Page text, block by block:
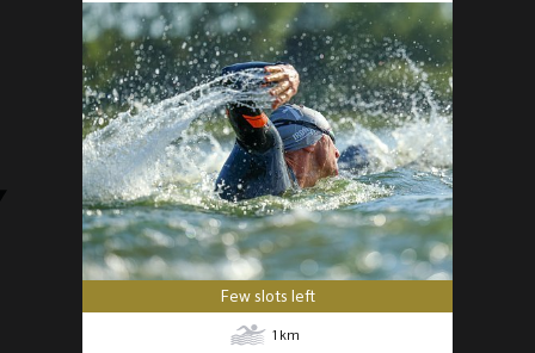
Few slots left
1 km